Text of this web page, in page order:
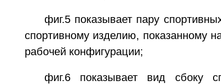
фиг.5 показывает пару
спортивному изделию, показанному
рабочей конфигурации;
фиг.6 показывает вид сбоку